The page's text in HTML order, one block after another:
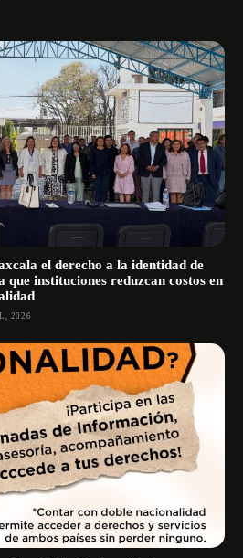
el derecho a la identidad de
instituciones reduzcan costos en
2026